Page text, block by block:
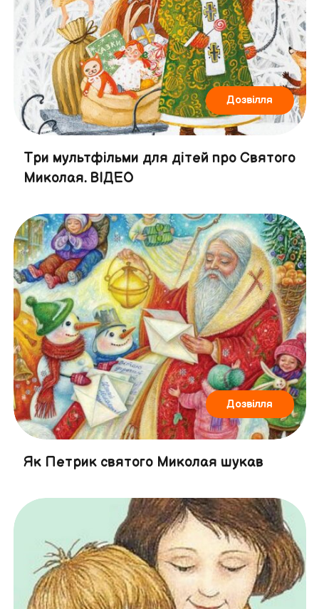
Дозвілля
Три мультфільми для дітей про Святого
Миколая. ВІДЕО
Дозвілля
Як Петрик святого Миколая шукав